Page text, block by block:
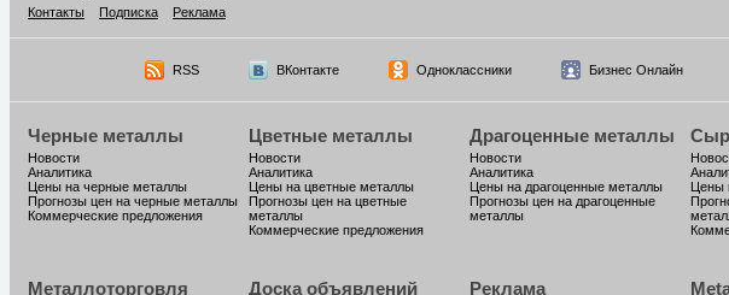
Контакты
Подписка Реклама
RSS ВКонтакте Одноклассники Бизнес Онлайн
Черные металлы
Новости
Аналитика
Цены на черные металлы
Прогнозы цен на черные металлы
Коммерческие предложения
Цветные металлы
Новости
Аналитика
Цены на цветные металлы
Прогнозы цен на цветные
металлы
Коммерческие предложения
Драгоценные металлы
Новости
Аналитика
Цены на драгоценные металлы
Прогнозы цен на драгоценные
металлы
Цены
Металлоторговля Доска объявлений Реклама